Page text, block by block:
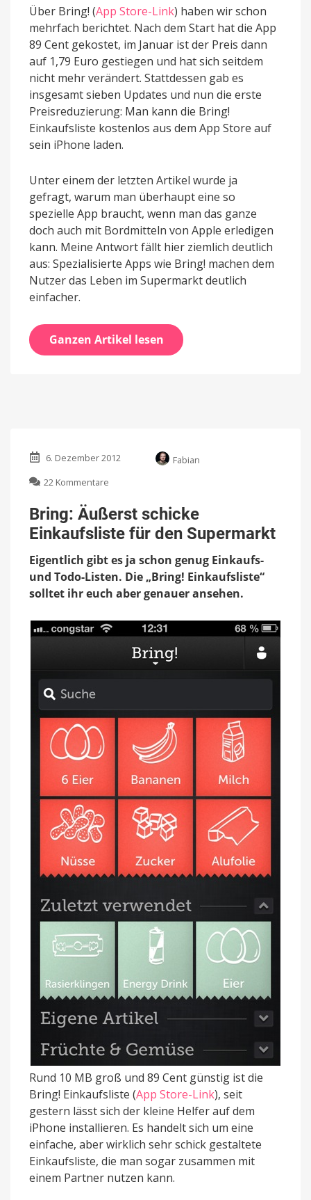
Über Bring! (App Store-Link) haben wir schon
mehrfach berichtet. Nach dem Start hat die App
89 Cent gekostet, im Januar ist der Preis dann
auf 1,79 Euro gestiegen und hat sich seitdem
nicht mehr verändert. Stattdessen gab es
insgesamt sieben Updates und nun die erste
Preisreduzierung: Man kann die Bring!
Einkaufsliste kostenlos aus dem App Store auf
sein iPhone laden.
Unter einem der letzten Artikel wurde ja
gefragt, warum man überhaupt eine so
spezielle App braucht, wenn man das ganze
doch auch mit Bordmitteln von Apple erledigen
kann. Meine Antwort fällt hier ziemlich deutlich
aus: Spezialisierte Apps wie Bring! machen dem
Nutzer das Leben im Supermarkt deutlich
einfacher.
Ganzen Artikel lesen
6. Dezember 2012
Fabian
22 Kommentare
Äußerst
schicke
Einkaufsliste
den
Supermarkt
Bring: Äußerst schicke
Einkaufsliste für den Supermarkt
Eigentlich gibt es ja schon genug Einkaufs-
und Todo-Listen. Die „Bring! Einkaufsliste“
solltet ihr euch aber genauer ansehen.
Rund 10 MB groß und 89 Cent günstig ist die
Bring! Einkaufsliste (App Store-Link), seit
gestern lässt sich der kleine Helfer auf dem
iPhone installieren. Es handelt sich um eine
einfache, aber wirklich sehr schick gestaltete
Einkaufsliste, die man sogar zusammen mit
einem Partner nutzen kann.